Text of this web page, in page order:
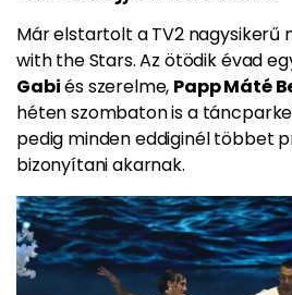
Már elstartolt a TV2 nagysikerű
with the Stars. Az ötödik évad
Gabiés szerelme, Papp Máté
héten szombaton is a
pedig minden eddiginél többet
bizonyítani akarnak.